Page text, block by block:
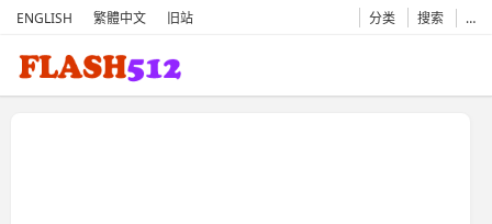
ENGLISH 繁體中文 旧站 分类 搜索 …